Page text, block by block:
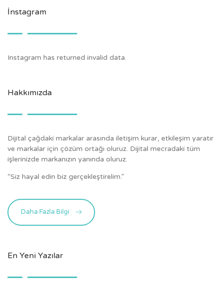
İnstagram
Instagram has returned invalid data.
Hakkımızda
Dijital çağdaki markalar arasında iletişim kurar, etkileşim yaratır
ve markalar için çözüm ortağı oluruz. Dijital mecradaki tüm
işlerinizde markanızın yanında oluruz.
“Siz hayal edin biz gerçekleştirelim.”
Daha Fazla Bilgi
En Yeni Yazılar